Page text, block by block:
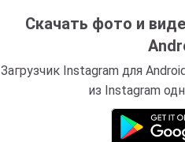
Скачать фото и
Загрузчик Instagram для
из Instagram